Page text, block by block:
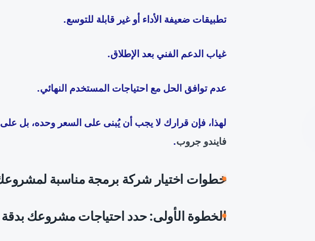
تطبيقات ضعيفة الأداء أو غير قابلة للتوسع.
غياب الدعم الفني بعد الإطلاق.
عدم توافق الحل مع احتياجات المستخدم النهائي.
لهذا، فإن قرارك لا يجب أن يُبنى على السعر وحده، بل
فايندو جروب.
خطوات اختيار شركة برمجة مناسبة
الخطوة الأولى: حدد احتياجات مشروعك بدقة